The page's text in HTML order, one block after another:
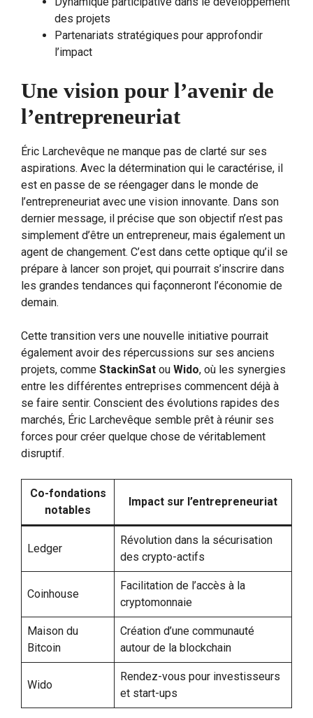
des projets
Partenariats stratégiques pour approfondir
l’impact
Une vision pour l’avenir de
l’entrepreneuriat
Éric Larchevêque ne manque pas de clarté sur ses
aspirations. Avec la détermination qui le caractérise, il
est en passe de se réengager dans le monde de
l’entrepreneuriat avec une vision innovante. Dans son
dernier message, il précise que son objectif n’est pas
simplement d’être un entrepreneur, mais également un
agent de changement. C’est dans cette optique qu’il se
prépare à lancer son projet, qui pourrait s’inscrire dans
les grandes tendances qui façonneront l’économie de
demain.
Cette transition vers une nouvelle initiative pourrait
également avoir des répercussions sur ses anciens
projets, comme StackinSat ou Wido, où les synergies
entre les différentes entreprises commencent déjà à
se faire sentir. Conscient des évolutions rapides des
marchés, Éric Larchevêque semble prêt à réunir ses
forces pour créer quelque chose de véritablement
disruptif.
Co-fondations
notables
Impact sur l’entrepreneuriat
Ledger
Révolution dans la sécurisation
des crypto-actifs
Coinhouse
Facilitation de l’accès à la
cryptomonnaie
Maison du
Bitcoin
Création d’une communauté
autour de la blockchain
Wido
Rendez-vous pour investisseurs
et start-ups